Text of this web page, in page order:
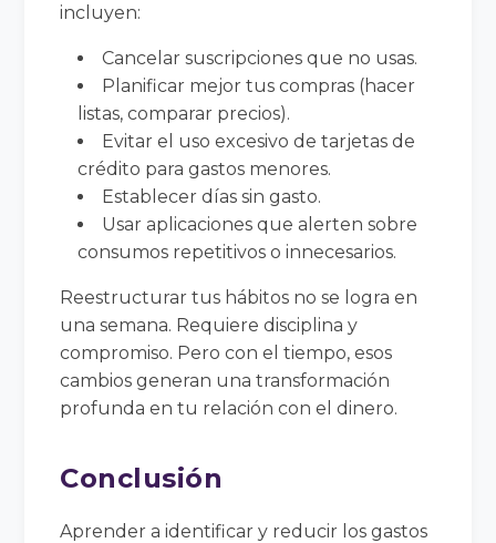
incluyen:
Cancelar suscripciones que no usas.
Planificar mejor tus compras (hacer
listas, comparar precios).
Evitar el uso excesivo de tarjetas de
crédito para gastos menores.
Establecer días sin gasto.
Usar aplicaciones que alerten sobre
consumos repetitivos o innecesarios.
Reestructurar tus hábitos no se logra en
una semana. Requiere disciplina y
compromiso. Pero con el tiempo, esos
cambios generan una transformación
profunda en tu relación con el dinero.
Conclusión
Aprender a identificar y reducir los gastos